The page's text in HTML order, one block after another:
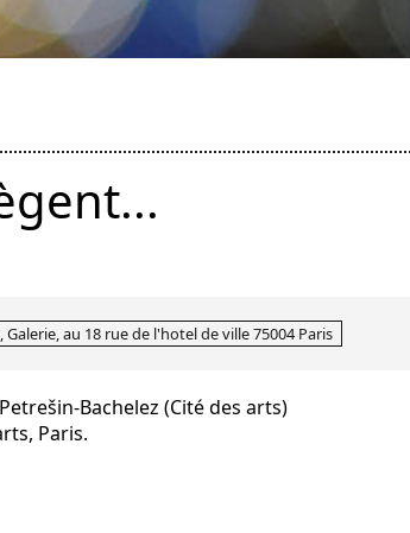
au 18 rue de l'hotel de ville 75004 Paris
Bachelez (Cité des arts)
Paris.